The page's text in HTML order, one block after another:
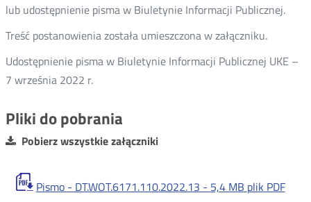
lub udostępnienie pisma w Biuletynie Informacji Publicznej.
Treść postanowienia została umieszczona w załączniku.
Udostępnienie pisma w Biuletynie Informacji Publicznej UKE –
7 września 2022 r.
Pliki do pobrania
Pobierz wszystkie załączniki
Pismo - DT.WOT.6171.110.2022.13 - 5,4 MB plik PDF